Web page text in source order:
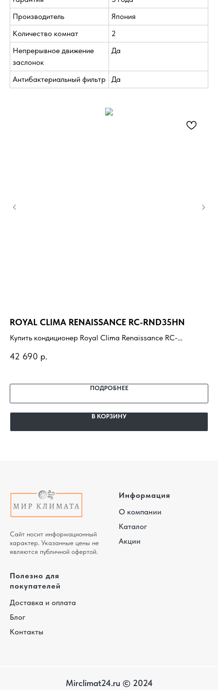
Производитель
Япония
Количество комнат
2
Непрерывное движение
заслонок
Да
Антибактериальный фильтр Да
ROYAL CLIMA RENAISSANCE RC-RND35HN
Купить кондиционер Royal Clima Renaissance RC-
помещение, доставка, профессиональный монтаж и
42 690 р.
ПОДРОБНЕЕ
В КОРЗИНУ
Сайт носит информационный
характер. Указанные цены не
являются публичной офертой.
Информация
О компании
Каталог
Акции
Полезно для
покупателей
Доставка и оплата
Блог
Контакты
Mirclimat24.ru © 2024